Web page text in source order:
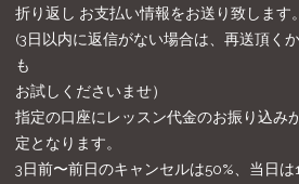
折り返し お支払い情報をお送り致します。
(3日以内に返信がない場合は、再送頂く
も
お試しくださいませ）
指定の口座にレッスン代金のお振り込み
定となります。
3日前〜前日のキャンセルは50%、当日